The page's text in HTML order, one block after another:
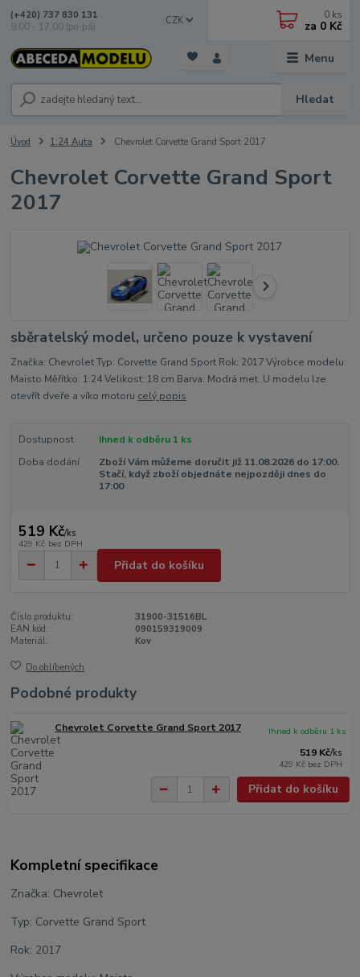
Menu
CZK
Hledat
(+420) 737 830 131
9:00 - 17:00 (po-pá)
0 ks
za 0 Kč
Úvod 1:24 Auta Chevrolet Corvette Grand Sport 2017
Chevrolet Corvette Grand Sport
2017
sběratelský model, určeno pouze k vystavení
Značka: Chevrolet Typ: Corvette Grand Sport Rok: 2017 Výrobce modelu:
Maisto Měřítko: 1:24 Velikost: 18 cm Barva: Modrá met. U modelu lze
otevřít dveře a víko motoru celý popis
Dostupnost
Ihned k odběru 1 ks
Doba dodání
Zboží Vám můžeme doručit již 11.08.2026 do 17:00.
Stačí, když zboží objednáte nejpozději dnes do
17:00
519 Kč/ks
429 Kč bez DPH
Přidat do košíku
Číslo produktu:
31900-31516BL
EAN kód:
090159319009
Materiál:
Kov
Do oblíbených
Podobné produkty
Chevrolet Corvette Grand Sport 2017
519 Kč/ks
429 Kč bez DPH
Ihned k odběru 1 ks
Přidat do košíku
Kompletní specifikace
Značka: Chevrolet
Typ: Corvette Grand Sport
Rok: 2017